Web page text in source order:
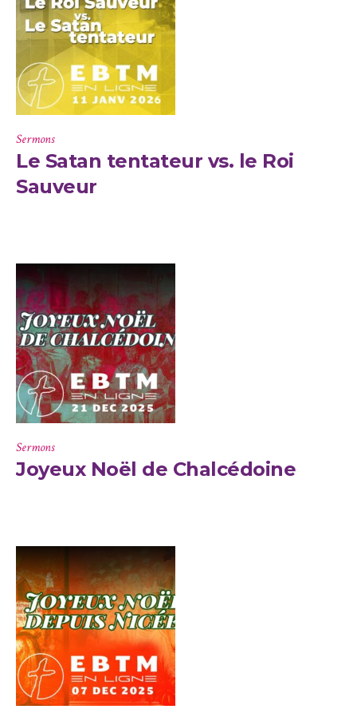
Sermons
Le Satan tentateur vs. le Roi
Sauveur
Sermons
Joyeux Noël de Chalcédoine